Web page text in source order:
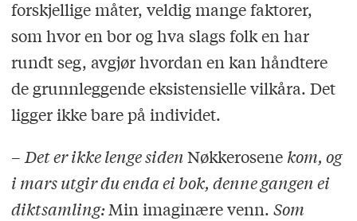
forskjellige måter, veldig mange faktorer,
som hvor en bor og hva slags folk en har
rundt seg, avgjør hvordan en kan håndtere
de grunnleggende eksistensielle vilkåra. Det
ligger ikke bare på individet.
– Det er ikke lenge sidenNøkkerosene kom, og
i mars utgir du enda ei bok, denne gangen ei
diktsamling:Min imaginære venn. Som